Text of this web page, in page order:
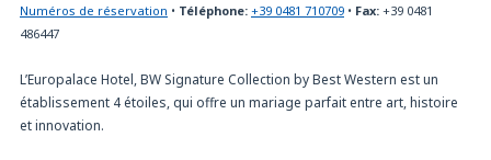
Numéros de réservation • Téléphone: +39 0481 710709 • Fax: +39 0481
486447
L’Europalace Hotel, BW Signature Collection by Best Western est un
établissement 4 étoiles, qui offre un mariage parfait entre art, histoire
et innovation.